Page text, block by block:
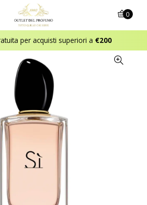
per acquisti superiori a €200
0